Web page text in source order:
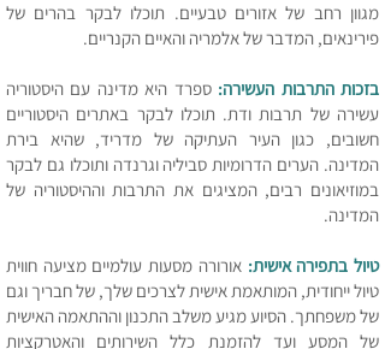
מגוון רחב של אזורים טבעיים. תוכלו לבקר בהרים של
פירינאים, המדבר של אלמריה והאיים הקנריים.
בזכות התרבות העשירה: ספרד היא מדינה עם היסטוריה
עשירה של תרבות ודת. תוכלו לבקר באתרים היסטוריים
חשובים, כגון העיר העתיקה של מדריד, שהיא בירת
המדינה. הערים הדרומיות סביליה וגרנדה ותוכלו גם לבקר
במוזיאונים רבים, המציגים את התרבות וההיסטוריה של
המדינה.
טיול בתפירה אישית: אורורה מסעות עולמיים מציעה חווית
טיול ייחודית, המותאמת אישית לצרכים שלך, של חבריך וגם
של משפחתך. הסיוע מגיע משלב התכנון וההתאמה האישית
של המסע ועד להזמנת כלל השירותים והאטרקציות